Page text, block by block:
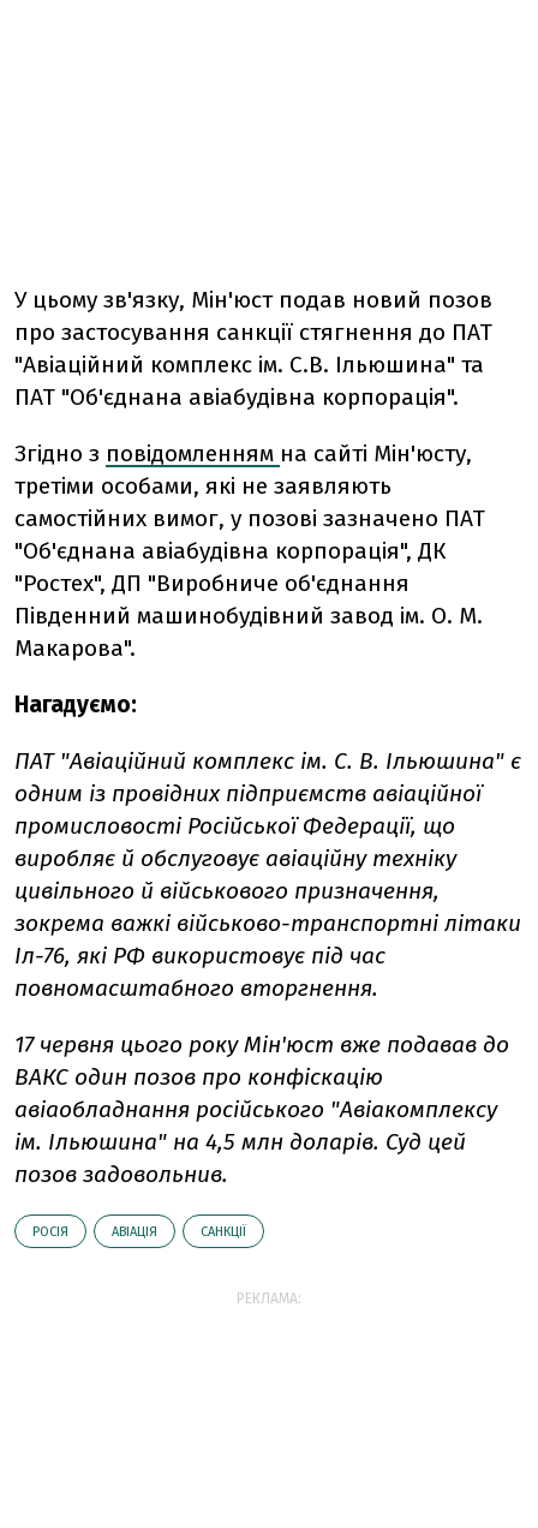
У цьому зв'язку, Мін'юст подав новий позов
про застосування санкції стягнення до ПАТ
"Авіаційний комплекс ім. С.В. Ільюшина" та
ПАТ "Об'єднана авіабудівна корпорація".
Згідно з повідомленням на сайті Мін'юсту,
третіми особами, які не заявляють
самостійних вимог, у позові зазначено ПАТ
"Об'єднана авіабудівна корпорація", ДК
"Ростех", ДП "Виробниче об'єднання
Південний машинобудівний завод ім. О. М.
Макарова".
Нагадуємо:
ПАТ "Авіаційний комплекс ім. С. В. Ільюшина" є
одним із провідних підприємств авіаційної
промисловості Російської Федерації, що
виробляє й обслуговує авіаційну техніку
цивільного й військового призначення,
зокрема важкі військово-транспортні літаки
Іл-76, які РФ використовує під час
повномасштабного вторгнення.
17 червня цього року Мін'юст вже подавав до
ВАКС один позов про конфіскацію
авіаобладнання російського "Авіакомплексу
ім. Ільюшина" на 4,5 млн доларів. Суд цей
позов задовольнив.
РОСІЯ АВІАЦІЯ САНКЦІЇ
РЕКЛАМА: